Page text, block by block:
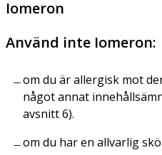
Iomeron
Använd inte Iomeron:
om du är allergisk mot
något annat
avsnitt 6).
om du har en allvarlig